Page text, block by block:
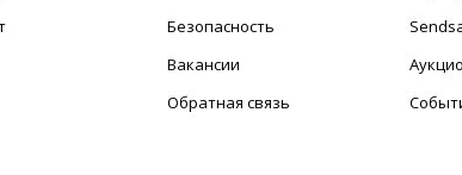
Безопасность
Вакансии
Обратная связь